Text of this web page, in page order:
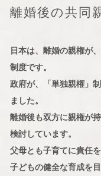
離婚後の共同
日本は、離婚の親権が
制度です。
政府が、「単独親権」
ました。
離婚後も双方に親権が
検討しています。
父母とも子育てに責任
子どもの健全な育成を